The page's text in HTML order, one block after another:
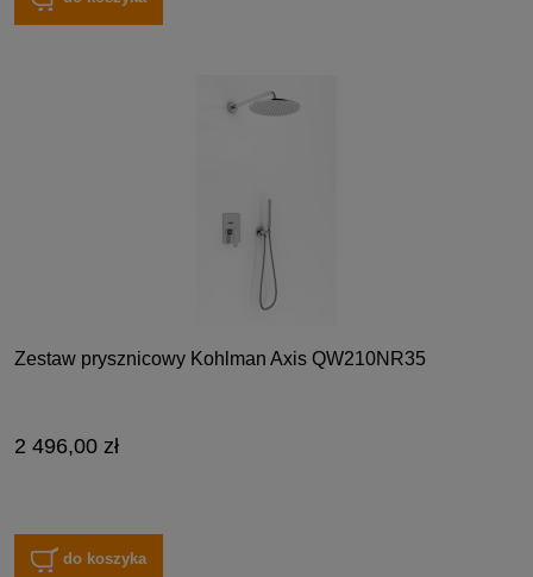
Zestaw prysznicowy Kohlman Axis QW210NR35
2 496,00 zł
do koszyka